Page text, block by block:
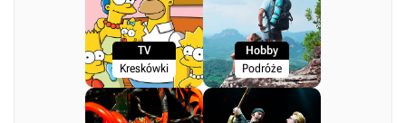
TV
Kreskówki
Hobby
Podróże